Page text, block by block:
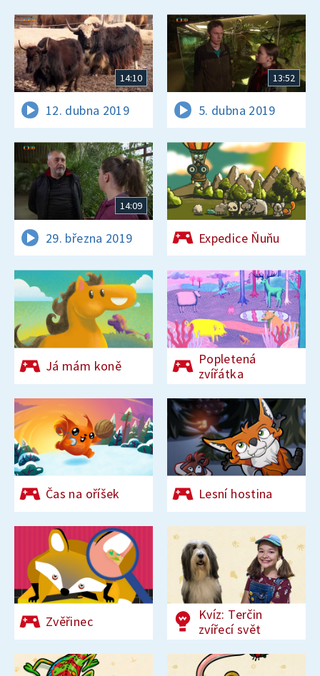
14:10
12. dubna 2019
13:52
5. dubna 2019
14:09
29. března 2019 Expedice Ňuňu
Já mám koně
Popletená
zvířátka
Čas na oříšek Lesní hostina
Zvěřinec
Kvíz: Terčin
zvířecí svět